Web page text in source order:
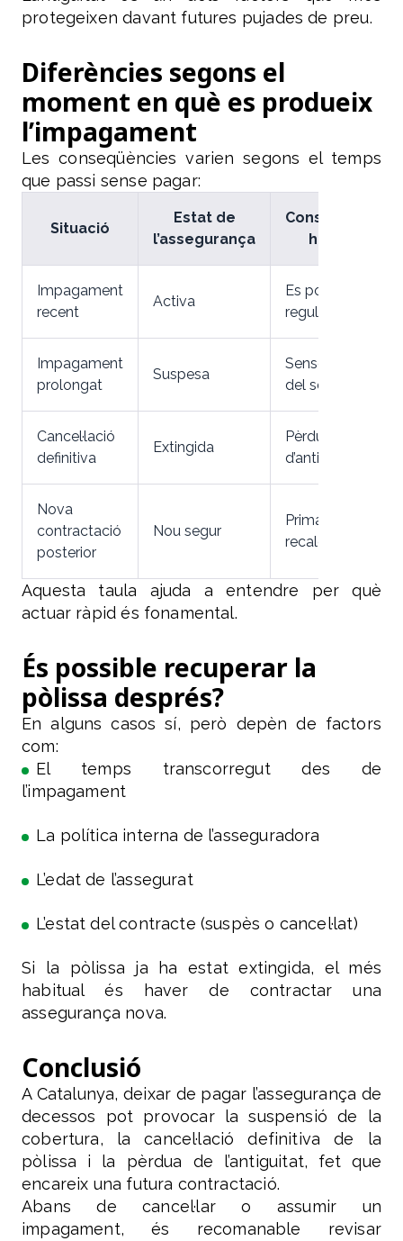
protegeixen davant futures pujades de preu.
Diferències segons el
moment en què es produeix
l’impagament
Les conseqüències varien segons el temps
que passi sense pagar:
Situació
Estat de
l’assegurança
Conseqüència
habitual
Impagament
recent
Activa
Es pot
regularitzar
Impagament
prolongat
Suspesa
Sense prestació
del servei
Cancel·lació
definitiva
Extingida
Pèrdua
d’antiguitat
Nova
contractació
posterior
Nou segur
Prima
recalculada
Aquesta taula ajuda a entendre per què
actuar ràpid és fonamental.
És possible recuperar la
pòlissa després?
En alguns casos sí, però depèn de factors
com:
El temps transcorregut des de
l’impagament
La política interna de l’asseguradora
L’edat de l’assegurat
L’estat del contracte (suspès o cancel·lat)
Si la pòlissa ja ha estat extingida, el més
habitual és haver de contractar una
assegurança nova.
Conclusió
A Catalunya, deixar de pagar l’assegurança de
decessos pot provocar la suspensió de la
cobertura, la cancel·lació definitiva de la
pòlissa i la pèrdua de l’antiguitat, fet que
encareix una futura contractació.
Abans de cancel·lar o assumir un
impagament, és recomanable revisar